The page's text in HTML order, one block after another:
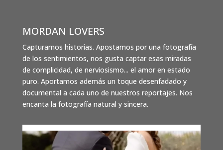
MORDAN LOVERS
Capturamos historias. Apostamos por una fotografía
de los sentimientos, nos gusta captar esas miradas
de complicidad, de nerviosismo... el amor en estado
puro. Aportamos además un toque desenfadado y
documental a cada uno de nuestros reportajes. Nos
encanta la fotografía natural y sincera.